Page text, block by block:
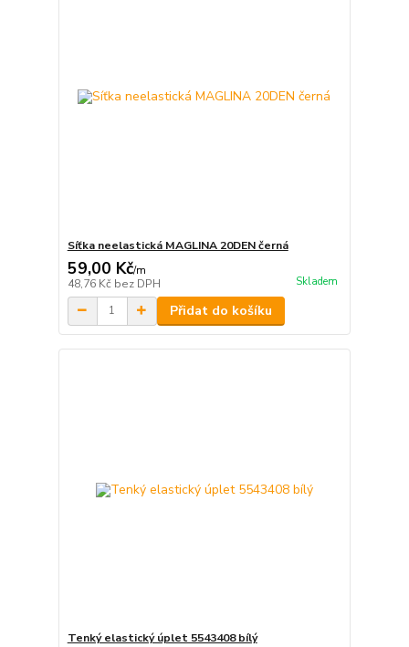
Síťka neelastická MAGLINA 20DEN černá
59,00 Kč/m
48,76 Kč bez DPH Skladem
Přidat do košíku
Tenký elastický úplet 5543408 bílý